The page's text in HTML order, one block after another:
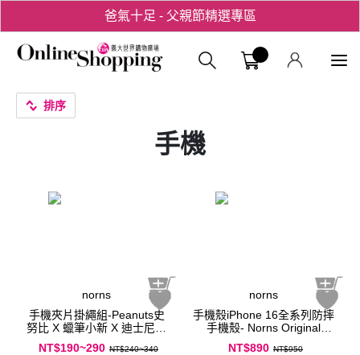
爸氣十足 - 父親節精選專區
用心愛你！七夕星選禮遇！義大購物
排序
手機
norns
手機夾片掛繩組-Peanuts史
努比 X 蠟筆小新 X 迪士尼三
眼怪 X 蠟筆小新手腕繩組
NT$190~290 NT$240~340
norns
手機殼iPhone 16全系列防摔
手機殼- Norns Original
NT$890 NT$950